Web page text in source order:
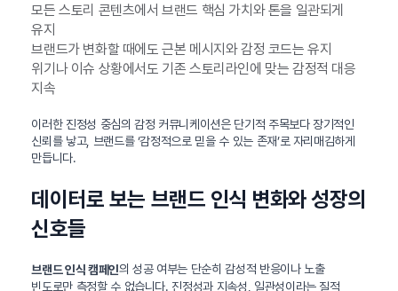
모든 스토리 콘텐츠에서 브랜드 핵심 가치와 톤을 일관되게
유지
브랜드가 변화할 때에도 근본 메시지와 감정 코드는 유지
위기나 이슈 상황에서도 기존 스토리라인에 맞는 감정적 대응
지속
이러한 진정성 중심의 감정 커뮤니케이션은 단기적 주목보다 장기적인
신뢰를 낳고, 브랜드를 ‘감정적으로 믿을 수 있는 존재’로 자리매김하게
만듭니다.
데이터로 보는 브랜드 인식 변화와 성장의
신호들
브랜드 인식 캠페인의 성공 여부는 단순히 감성적 반응이나 노출
빈도로만 측정할 수 없습니다. 진정성과 지속성, 일관성이라는 질적